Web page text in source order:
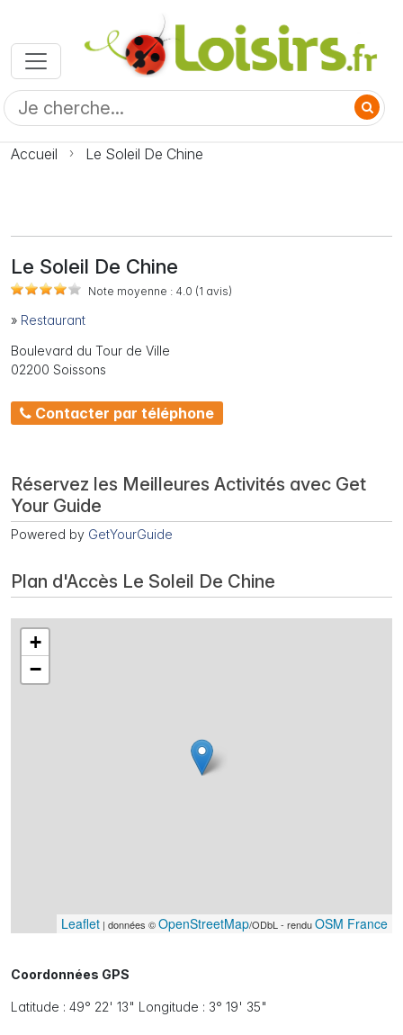
Accueil Le Soleil De Chine
Le Soleil De Chine
Note moyenne : 4.0 (1 avis)
» Restaurant
Boulevard du Tour de Ville
02200 Soissons
Contacter par téléphone
Réservez les Meilleures Activités avec Get
Your Guide
Powered by GetYourGuide
Plan d'Accès Le Soleil De Chine
+
−
Leaflet | données ©OpenStreetMap/ODbL - renduOSM France
Coordonnées GPS
Latitude : 49° 22' 13" Longitude : 3° 19' 35"